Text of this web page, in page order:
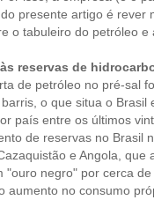
presente artigo é rever
o tabuleiro do petróleo
reservas de
de petróleo no pré-sal
o que situa o
país entre os últimos
de reservas no Brasil
e Angola,
"ouro negro" por cerca
aumento no consumo